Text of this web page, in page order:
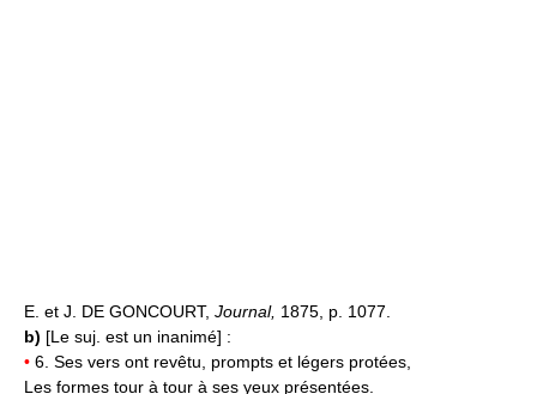
E. et J. DE GONCOURT, Journal, 1875, p. 1077.
b) [Le suj. est un inanimé] :
• 6. Ses vers ont revêtu, prompts et légers protées,
Les formes tour à tour à ses yeux présentées.